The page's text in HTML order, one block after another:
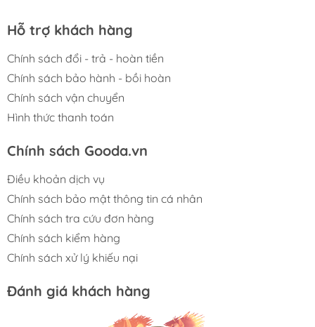
Hỗ trợ khách hàng
Chính sách đổi - trả - hoàn tiền
Chính sách bảo hành - bồi hoàn
Chính sách vận chuyển
Hình thức thanh toán
Chính sách Gooda.vn
Điều khoản dịch vụ
Chính sách bảo mật thông tin cá nhân
Chính sách tra cứu đơn hàng
Chính sách kiểm hàng
Chính sách xử lý khiếu nại
Đánh giá khách hàng